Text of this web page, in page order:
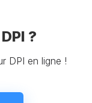
?
DPI en ligne !